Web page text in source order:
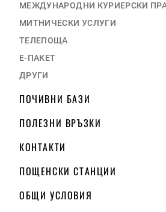
МЕЖДУНАРОДНИ КУРИЕРСКИ
МИТНИЧЕСКИ УСЛУГИ
ТЕЛЕПОЩА
Е-ПАКЕТ
ДРУГИ
ПОЧИВНИ БАЗИ
ПОЛЕЗНИ ВРЪЗКИ
КОНТАКТИ
ПОЩЕНСКИ СТАНЦИИ
ОБЩИ УСЛОВИЯ